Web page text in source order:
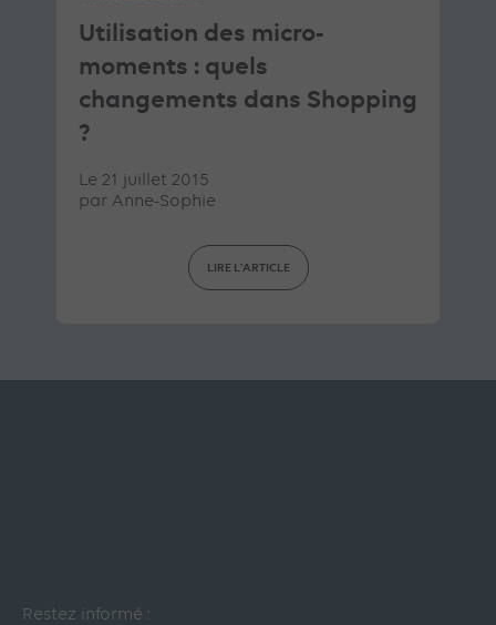
Utilisation des micro-
moments : quels
changements dans Shopping
?
Le 21 juillet 2015
par Anne-Sophie
LIRE L'ARTICLE
Restez informé :